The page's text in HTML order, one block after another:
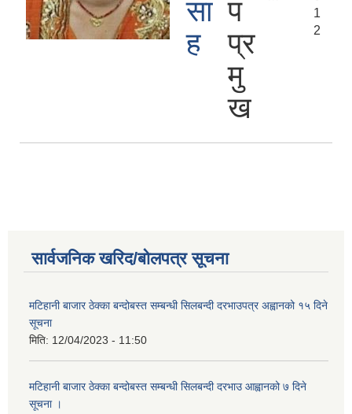
सा
ह
प
प्र
मु
ख
1
2
सार्वजनिक खरिद/बोलपत्र सूचना
मटिहानी बाजार ठेक्का बन्दोबस्त सम्बन्धी सिलबन्दी दरभाउपत्र अह्वानको १५ दिने
सूचना
मिति: 12/04/2023 - 11:50
मटिहानी बाजार ठेक्का बन्दोबस्त सम्बन्धी सिलबन्दी दरभाउ आह्वानको ७ दिने
सूचना ।